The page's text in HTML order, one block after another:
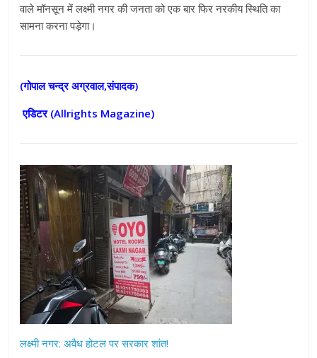
वाले मॉनसून में लक्ष्मी नगर की जनता को एक बार फिर नरकीय स्थिति का
सामना करना पड़ेगा।
(गोपाल चन्द्र अग्रवाल,संपादक)
एडिटर (Allrights Magazine)
लक्ष्मी नगर: अवैध होटल पर सरकार शांत!